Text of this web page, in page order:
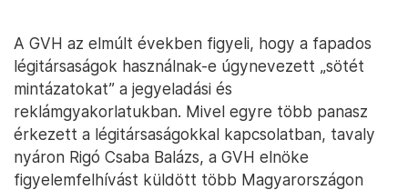
A GVH az elmúlt években figyeli, hogy a fapados
légitársaságok használnak-e úgynevezett „sötét
mintázatokat” a jegyeladási és
reklámgyakorlatukban. Mivel egyre több panasz
érkezett a légitársaságokkal kapcsolatban, tavaly
nyáron Rigó Csaba Balázs, a GVH elnöke
figyelemfelhívást küldött több Magyarországon